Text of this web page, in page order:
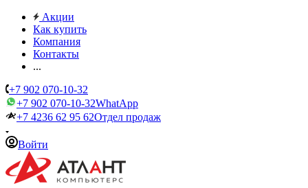
Акции
Как купить
Компания
Контакты
...
+7 902 070-10-32
+7 902 070-10-32WhatApp
+7 4236 62 95 62Отдел продаж
Войти